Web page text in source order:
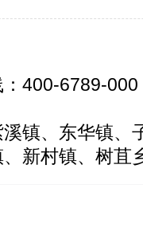
400-6789-000
镇、东华镇、
新村镇、树苴